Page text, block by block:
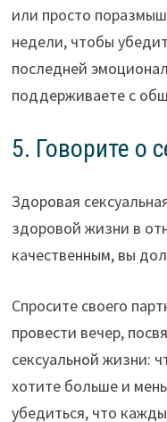
или просто
недели, чтобы
последней
поддерживаете с
5. Говорите о
Здоровая
здоровой жизни в
качественным, вы
Спросите своего
провести вечер,
сексуальной жизни:
хотите больше и
убедиться, что